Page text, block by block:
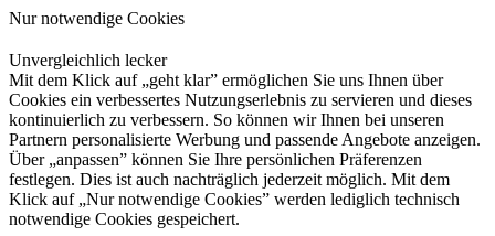
Nur notwendige Cookies
Unvergleichlich lecker
Mit dem Klick auf „geht klar” ermöglichen Sie uns Ihnen über
Cookies ein verbessertes Nutzungserlebnis zu servieren und dieses
kontinuierlich zu verbessern. So können wir Ihnen bei unseren
Partnern personalisierte Werbung und passende Angebote anzeigen.
Über „anpassen” können Sie Ihre persönlichen Präferenzen
festlegen. Dies ist auch nachträglich jederzeit möglich. Mit dem
Klick auf „Nur notwendige Cookies” werden lediglich technisch
notwendige Cookies gespeichert.